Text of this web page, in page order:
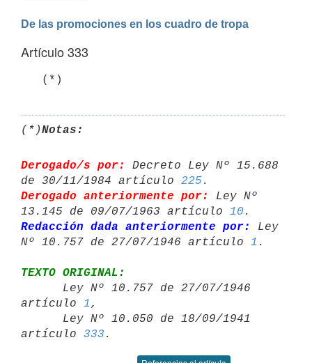
De las promociones en los cuadro de tropa
Artículo 333
   (*)
(*)Notas:
Derogado/s por:
Decreto Ley Nº 15.688
de 30/11/1984 artículo 225
Derogado anteriormente por:
Ley Nº
13.145 de 09/07/1963 artículo 10
Redacción dada anteriormente por:
Ley
Nº 10.757 de 27/07/1946 artículo 1
TEXTO ORIGINAL:
artículo 1 ,
artículo 333